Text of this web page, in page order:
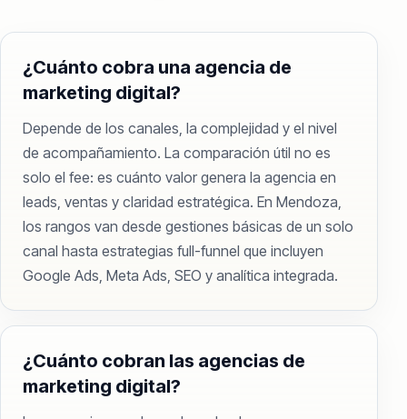
¿Cuánto cobra una agencia de
marketing digital?
Depende de los canales, la complejidad y el nivel
de acompañamiento. La comparación útil no es
solo el fee: es cuánto valor genera la agencia en
leads, ventas y claridad estratégica. En Mendoza,
los rangos van desde gestiones básicas de un solo
canal hasta estrategias full-funnel que incluyen
Google Ads, Meta Ads, SEO y analítica integrada.
¿Cuánto cobran las agencias de
marketing digital?